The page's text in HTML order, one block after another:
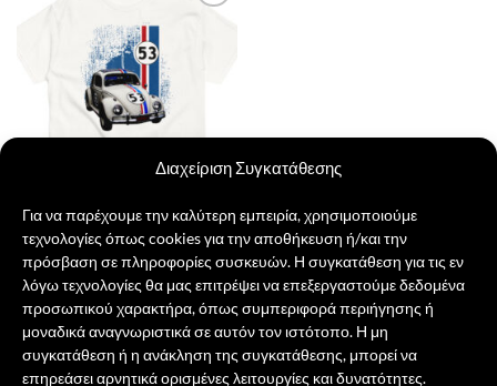
Διαχείριση Συγκατάθεσης
Για να παρέχουμε την καλύτερη εμπειρία, χρησιμοποιούμε
τεχνολογίες όπως cookies για την αποθήκευση ή/και την
πρόσβαση σε πληροφορίες συσκευών. Η συγκατάθεση για τις εν
λόγω τεχνολογίες θα μας επιτρέψει να επεξεργαστούμε δεδομένα
προσωπικού χαρακτήρα, όπως συμπεριφορά περιήγησης ή
μοναδικά αναγνωριστικά σε αυτόν τον ιστότοπο. Η μη
συγκατάθεση ή η ανάκληση της συγκατάθεσης, μπορεί να
επηρεάσει αρνητικά ορισμένες λειτουργίες και δυνατότητες.
Herbie the Love Bug
21,00 €
ΕΠΙΛΟΓΉ
Αυτό
το